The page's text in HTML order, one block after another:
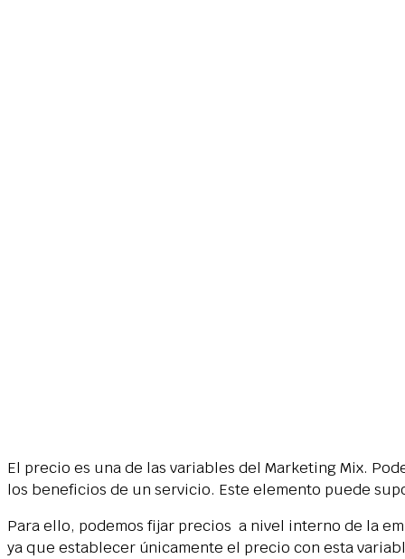
El precio es una de las variables del Marketing Mix.
los beneficios de un servicio. Este elemento puede
Para ello, podemos fijar precios a nivel interno de la
ya que establecer únicamente el precio con esta